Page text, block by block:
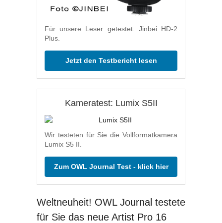
Für unsere Leser getestet: Jinbei HD-2
Plus.
Jetzt den Testbericht lesen
Kameratest: Lumix S5II
Wir testeten für Sie die Vollformatkamera
Lumix S5 II.
Zum OWL Journal Test - klick hier
Weltneuheit! OWL Journal testete
für Sie das neue Artist Pro 16